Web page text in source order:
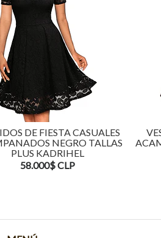
DE FIESTA CASUALES
NEGRO TALLAS
PLUS KADRIHEL
58.000$ CLP